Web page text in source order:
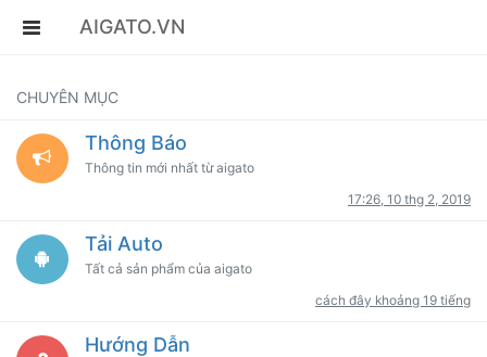
AIGATO.VN
CHUYÊN MỤC
Thông Báo
Thông tin mới nhất từ aigato
17:26, 10 thg 2, 2019
Tải Auto
Tất cả sản phẩm của aigato
cách đây khoảng 19 tiếng
Hướng Dẫn